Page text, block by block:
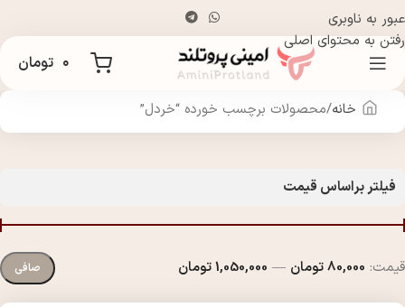
عبور به ناوبری
رفتن به محتوای اصلی
۰ تومان
خانه محصولات برچسب خورده “خردل”
فیلتر براساس قیمت
صافی قيمت: 80,000 تومان — 1,050,000 تومان